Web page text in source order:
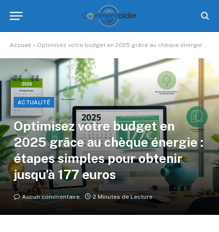
Accueil » Optimisez votre budget en 2025 grâce au chèque énergie : étapes simples pour obtenir jusqu’à 177 euros
ACTUALITÉ
Optimisez votre budget en
2025 grâce au chèque énergie :
étapes simples pour obtenir
jusqu’à 177 euros
Aucun commentaire 2 Minutes de Lecture